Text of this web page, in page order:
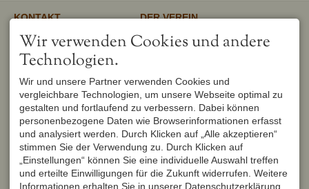
KONTAKT
Verschönerungsverein
Oberstdorf e.V.
1. Vorsitzender
Peter Titzler
87561 Oberstdorf
DEUTSCHLAND
Tel.+49 8322 6759
info@verschoenerungsverein-
oberstdorf.de
DER VEREIN
Unser gemeinnütziger Verein
unterstützt und fördert den
Brauchtum in Oberstdorf.
UNSER OBERSTDORF
Seit Februar 1982 werden die
Hefte der Reihe "Unser
Oberstdorf" zweimal im Jahr
vom Verschönerungsverein
WEITERFÜHRENDE LINKS
Urlaub in Oberstdorf
Markt Oberstdorf
Heimatmuseum Oberstdorf
Oberstdorf Lexikon
Wir verwenden Cookies und andere
Technologien.
Wir und unsere Partner verwenden Cookies und
vergleichbare Technologien, um unsere Webseite optimal zu
gestalten und fortlaufend zu verbessern. Dabei können
personenbezogene Daten wie Browserinformationen erfasst
und analysiert werden. Durch Klicken auf „Alle akzeptieren“
stimmen Sie der Verwendung zu. Durch Klicken auf
„Einstellungen“ können Sie eine individuelle Auswahl treffen
und erteilte Einwilligungen für die Zukunft widerrufen. Weitere
Informationen erhalten Sie in unserer Datenschutzerklärung.